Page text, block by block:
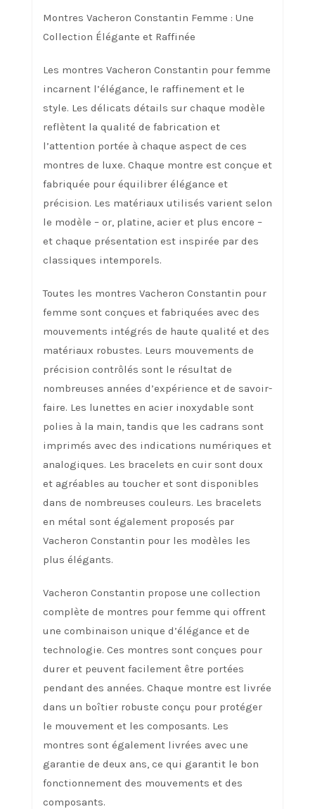
Montres Vacheron Constantin Femme : Une
Collection Élégante et Raffinée
Les montres Vacheron Constantin pour femme
incarnent l’élégance, le raffinement et le
style. Les délicats détails sur chaque modèle
reflètent la qualité de fabrication et
l’attention portée à chaque aspect de ces
montres de luxe. Chaque montre est conçue et
fabriquée pour équilibrer élégance et
précision. Les matériaux utilisés varient selon
le modèle – or, platine, acier et plus encore –
et chaque présentation est inspirée par des
classiques intemporels.
Toutes les montres Vacheron Constantin pour
femme sont conçues et fabriquées avec des
mouvements intégrés de haute qualité et des
matériaux robustes. Leurs mouvements de
précision contrôlés sont le résultat de
nombreuses années d’expérience et de savoir-
faire. Les lunettes en acier inoxydable sont
polies à la main, tandis que les cadrans sont
imprimés avec des indications numériques et
analogiques. Les bracelets en cuir sont doux
et agréables au toucher et sont disponibles
dans de nombreuses couleurs. Les bracelets
en métal sont également proposés par
Vacheron Constantin pour les modèles les
plus élégants.
Vacheron Constantin propose une collection
complète de montres pour femme qui offrent
une combinaison unique d’élégance et de
technologie. Ces montres sont conçues pour
durer et peuvent facilement être portées
pendant des années. Chaque montre est livrée
dans un boîtier robuste conçu pour protéger
le mouvement et les composants. Les
montres sont également livrées avec une
garantie de deux ans, ce qui garantit le bon
fonctionnement des mouvements et des
composants.